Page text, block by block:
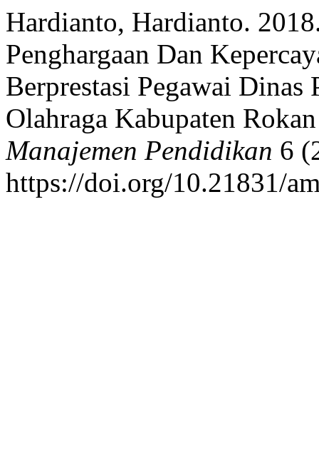
Hardianto, Hardianto.
Penghargaan Dan
Berprestasi Pegawai Dinas
Olahraga Kabupaten
Manajemen Pendidikan 6
https://doi.org/10.21831/